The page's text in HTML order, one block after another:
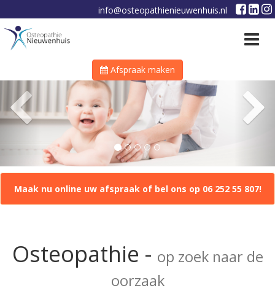
info@osteopathienieuwenhuis.nl
Toggle
Afspraak maken
Previous
Maak nu online uw afspraak of bel ons op 06 252 55 807!
Osteopathie - op zoek naar de
oorzaak